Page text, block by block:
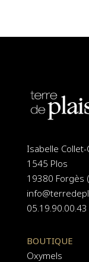
Isabelle
1545 Plos
19380 Forgès
05.19.90.00.43
BOUTIQUE
Oxymels